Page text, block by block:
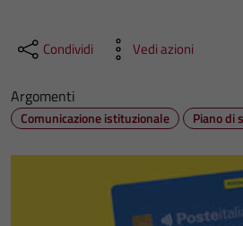
Condividi Vedi azioni
Argomenti
Comunicazione istituzionale Piano di